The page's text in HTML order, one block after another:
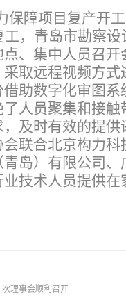
保障项目复产开工
工，青岛市勘察
、集中人员召
取远程视频方
助数字化审图
人员聚集和接
及时有效的提
联合北京构力
岛）有限公司
技术人员提供
次理事会顺利召开